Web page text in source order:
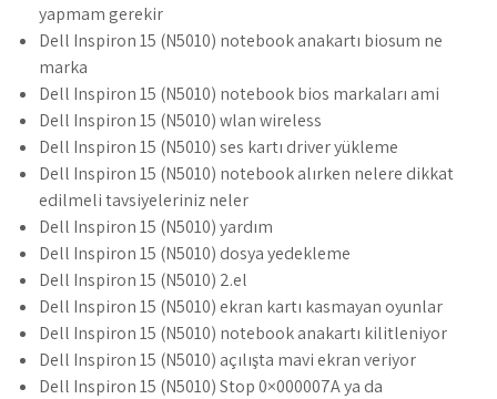
yapmam gerekir
Dell Inspiron 15 (N5010) notebook anakartı biosum ne
marka
Dell Inspiron 15 (N5010) notebook bios markaları ami
Dell Inspiron 15 (N5010) wlan wireless
Dell Inspiron 15 (N5010) ses kartı driver yükleme
Dell Inspiron 15 (N5010) notebook alırken nelere dikkat
edilmeli tavsiyeleriniz neler
Dell Inspiron 15 (N5010) yardım
Dell Inspiron 15 (N5010) dosya yedekleme
Dell Inspiron 15 (N5010) 2.el
Dell Inspiron 15 (N5010) ekran kartı kasmayan oyunlar
Dell Inspiron 15 (N5010) notebook anakartı kilitleniyor
Dell Inspiron 15 (N5010) açılışta mavi ekran veriyor
Dell Inspiron 15 (N5010) Stop 0×000007A ya da